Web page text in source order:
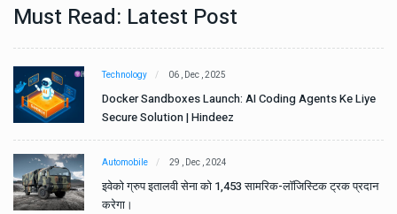
Must Read: Latest Post
Technology 06 , Dec , 2025
Docker Sandboxes Launch: AI Coding Agents Ke Liye
Secure Solution | Hindeez
Automobile 29 , Dec , 2024
इवेको ग्रुप इतालवी सेना को 1,453 सामरिक-लॉजिस्टिक ट्रक प्रदान
करेगा।